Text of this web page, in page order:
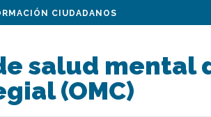
CIUDADANOS
salud mental
(OMC)